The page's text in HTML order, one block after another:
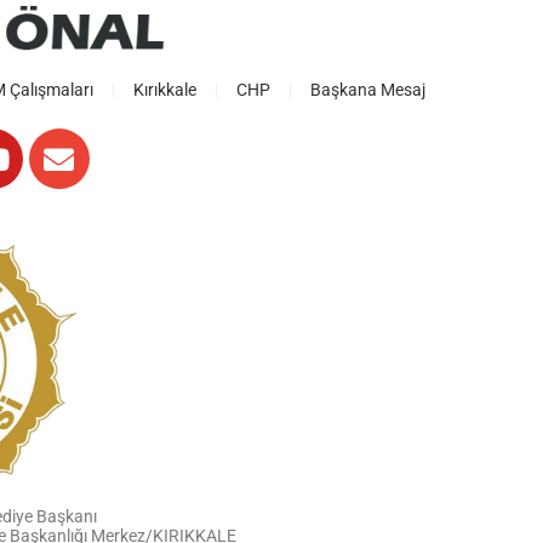
Çalışmaları Kırıkkale CHP Başkana Mesaj
Başkanı
Başkanlığı Merkez/KIRIKKALE